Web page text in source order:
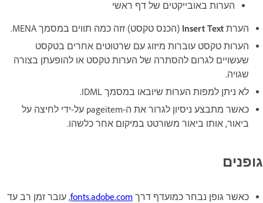
הערות באובייקטים של דף ראשי
הערת Insert Text (הכנס טקסט) זזה כמה תווים במסמך MENA.
הערות טקסט עוברות מיזוג עם שרטוטים אחרים בטקסט
שעשויים לגרום להסתרה של הערות טקסט או להופעתן בצורה
שגויה.
לא ניתן למפות הערות שיובאו במסמך IDML.
כאשר מתבצע ניסיון לגרור את ה-pageitem על-ידי לחיצה על
ביאור, אותו ביאור משורטט במיקום אחר כלשהו.
גופנים
כאשר גופן נבחר כמועדף דרך fonts.adobe.com, עובר זמן רב עד